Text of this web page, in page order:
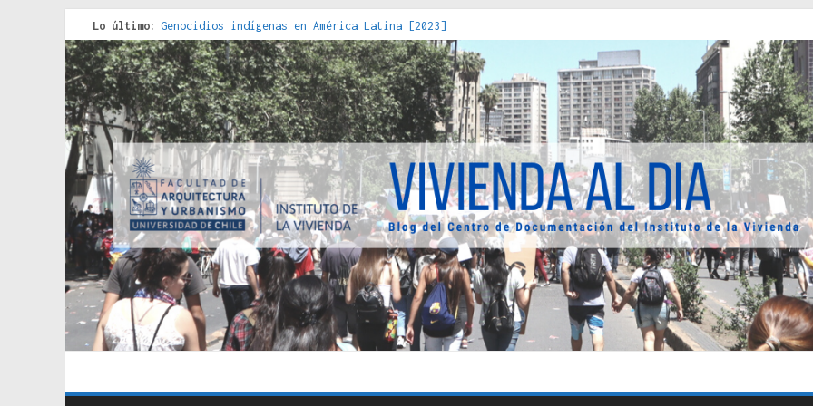
Lo último: Genocidios indígenas en América Latina [2023]
Estudios sobre la espacialización de los Estados : políticas, prácticas y representaciones [2022]
Donde el pedernal choca con el acero : hacia una teoría crítica de las fronteras latinoamericanas
Criterios técnicos para una vivienda adecuada [2019]
Red de consultorios de la Caja del Seguro Obrero en Santiago : un patrimonio emblemático [2014]